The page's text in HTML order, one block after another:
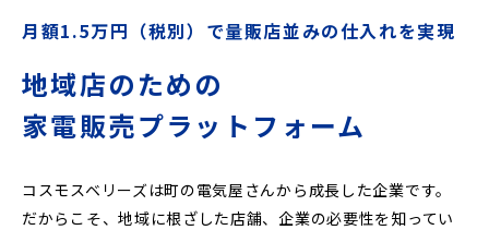
月額1.5万円（税別）で量販店並みの仕入れを実現
地域店のための
家電販売プラットフォーム
コスモスベリーズは町の電気屋さんから成長した企業です。
だからこそ、地域に根ざした店舗、企業の必要性を知ってい